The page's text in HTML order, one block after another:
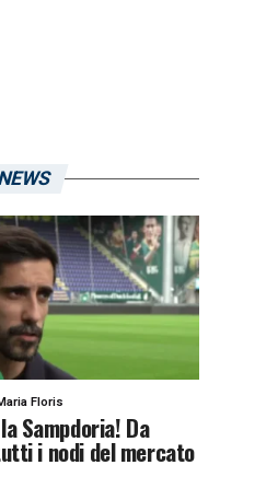
Floris
Sampdoria! Da
i nodi del mercato